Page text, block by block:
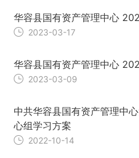
华容县国有资产管理中心
2023-03-17
华容县国有资产管理中心
2023-03-09
中共华容县国有资产管理中
心组学习方案
2022-10-14